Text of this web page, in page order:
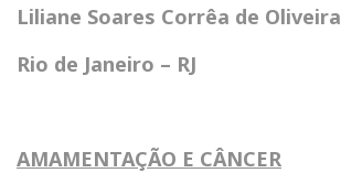
Liliane Soares Corrêa de Oliveira
Rio de Janeiro – RJ
AMAMENTAÇÃO E CÂNCER